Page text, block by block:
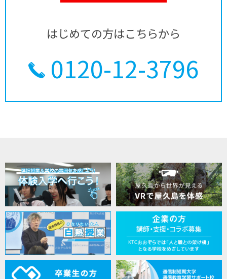
はじめての方はこちらから
0120-12-3796